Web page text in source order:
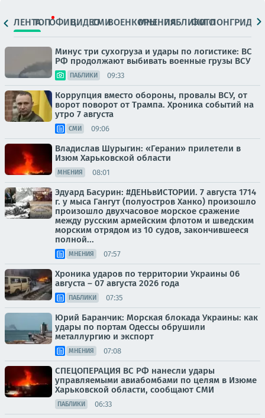
ЛЕНТАТОПОФИЦ.ВИДЕОСМИВОЕНКОРЫМНЕНИЯПАБЛИКИ
ФОТОЛОНГРИДЫ
Минус три сухогруза и удары по логистике: ВС
РФ продолжают выбивать военные грузы ВСУ
ПАБЛИКИ 09:33
Коррупция вместо обороны, провалы ВСУ, от
ворот поворот от Трампа. Хроника событий на
утро 7 августа
СМИ 09:06
Владислав Шурыгин: «Герани» прилетели в
Изюм Харьковской области
МНЕНИЯ 08:01
Эдуард Басурин: #ДЕНЬвИСТОРИИ. 7 августа 1714
г. у мыса Гангут (полуостров Ханко) произошло
произошло двухчасовое морское сражение
между русским армейским флотом и шведским
морским отрядом из 10 судов, закончившееся
полной...
МНЕНИЯ 07:57
Хроника ударов по территории Украины 06
августа – 07 августа 2026 года
ПАБЛИКИ 07:35
Юрий Баранчик: Морская блокада Украины: как
удары по портам Одессы обрушили
металлургию и экспорт
МНЕНИЯ 07:08
СПЕЦОПЕРАЦИЯ ВС РФ нанесли удары
управляемыми авиабомбами по целям в Изюме
Харьковской области, сообщают СМИ
ПАБЛИКИ 06:33